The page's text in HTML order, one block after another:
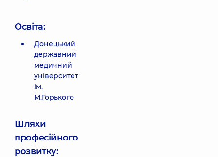
Освіта:
Донецький
державний
медичний
університет
ім.
М.Горького
Шляхи
професійного
розвитку: